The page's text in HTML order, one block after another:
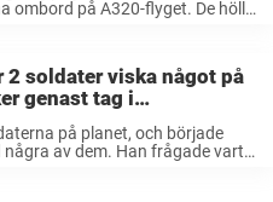
ombord på A320-flyget. De höll
2 soldater viska något på
genast tag i
när hon plötsligt börjar
på planet, och började
av dem. Han frågade vart